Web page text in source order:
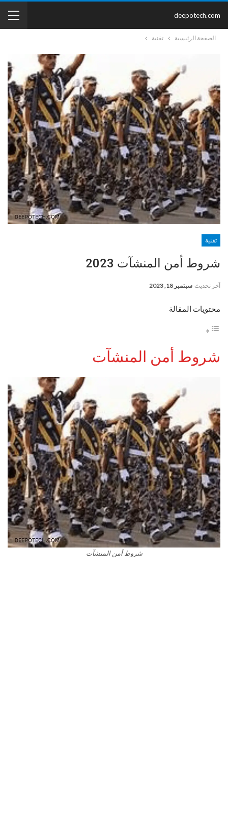
deepotech.com
الصفحة الرئيسية تقنية
تقنية
شروط أمن المنشآت 2023
آخر تحديث سبتمبر 18, 2023
محتويات المقالة
شروط أمن المنشآت
شروط أمن المنشآت